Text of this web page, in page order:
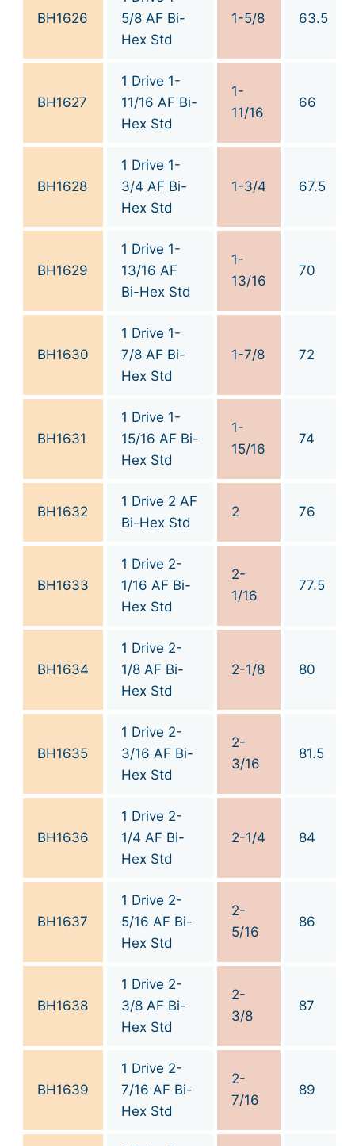
BH1626
5/8 AF Bi-
Hex Std
1-5/8 63.5
BH1627
1 Drive 1-
11/16 AF Bi-
Hex Std
1-
11/16
66
BH1628
1 Drive 1-
3/4 AF Bi-
Hex Std
1-3/4 67.5
BH1629
1 Drive 1-
13/16 AF
Bi-Hex Std
1-
13/16
70
BH1630
1 Drive 1-
7/8 AF Bi-
Hex Std
1-7/8 72
BH1631
1 Drive 1-
15/16 AF Bi-
Hex Std
1-
15/16
74
BH1632
1 Drive 2 AF
Bi-Hex Std
2 76
BH1633
1 Drive 2-
1/16 AF Bi-
Hex Std
2-
1/16
77.5
BH1634
1 Drive 2-
1/8 AF Bi-
Hex Std
2-1/8 80
BH1635
1 Drive 2-
3/16 AF Bi-
Hex Std
2-
3/16
81.5
BH1636
1 Drive 2-
1/4 AF Bi-
Hex Std
2-1/4 84
BH1637
1 Drive 2-
5/16 AF Bi-
Hex Std
2-
5/16
86
BH1638
1 Drive 2-
3/8 AF Bi-
Hex Std
2-
3/8
87
BH1639
1 Drive 2-
7/16 AF Bi-
Hex Std
2-
7/16
89